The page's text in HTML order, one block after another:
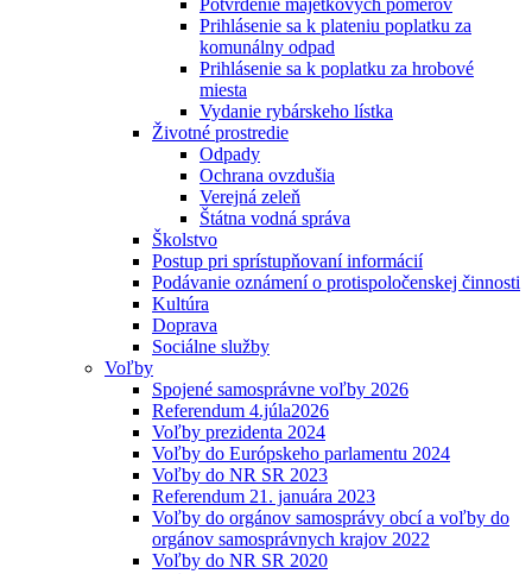
Potvrdenie majetkových pomerov
Prihlásenie sa k plateniu poplatku za
komunálny odpad
Prihlásenie sa k poplatku za hrobové
miesta
Vydanie rybárskeho lístka
Životné prostredie
Odpady
Ochrana ovzdušia
Verejná zeleň
Štátna vodná správa
Školstvo
Postup pri sprístupňovaní informácií
Podávanie oznámení o protispoločenskej činnosti
Kultúra
Doprava
Sociálne služby
Voľby
Spojené samosprávne voľby 2026
Referendum 4.júla2026
Voľby prezidenta 2024
Voľby do Európskeho parlamentu 2024
Voľby do NR SR 2023
Referendum 21. januára 2023
Voľby do orgánov samosprávy obcí a voľby do
orgánov samosprávnych krajov 2022
Voľby do NR SR 2020